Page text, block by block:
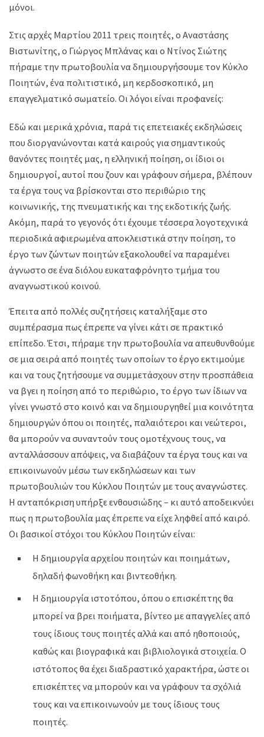
μόνοι.
Στις αρχές Μαρτίου 2011 τρεις ποιητές, ο Αναστάσης
Βιστωνίτης, ο Γιώργος Μπλάνας και ο Ντίνος Σιώτης
πήραμε την πρωτοβουλία να δημιουργήσουμε τον Κύκλο
Ποιητών, ένα πολιτιστικό, μη κερδοσκοπικό, μη
επαγγελματικό σωματείο. Οι λόγοι είναι προφανείς:
Εδώ και μερικά χρόνια, παρά τις επετειακές εκδηλώσεις
που διοργανώνονται κατά καιρούς για σημαντικούς
θανόντες ποιητές μας, η ελληνική ποίηση, οι ίδιοι οι
δημιουργοί, αυτοί που ζουν και γράφουν σήμερα, βλέπουν
τα έργα τους να βρίσκονται στο περιθώριο της
κοινωνικής, της πνευματικής και της εκδοτικής ζωής.
Ακόμη, παρά το γεγονός ότι έχουμε τέσσερα λογοτεχνικά
περιοδικά αφιερωμένα αποκλειστικά στην ποίηση, το
έργο των ζώντων ποιητών εξακολουθεί να παραμένει
άγνωστο σε ένα διόλου ευκαταφρόνητο τμήμα του
αναγνωστικού κοινού.
Έπειτα από πολλές συζητήσεις καταλήξαμε στο
συμπέρασμα πως έπρεπε να γίνει κάτι σε πρακτικό
επίπεδο. Έτσι, πήραμε την πρωτοβουλία να απευθυνθούμε
σε μια σειρά από ποιητές των οποίων το έργο εκτιμούμε
και να τους ζητήσουμε να συμμετάσχουν στην προσπάθεια
να βγει η ποίηση από το περιθώριο, το έργο των ίδιων να
γίνει γνωστό στο κοινό και να δημιουργηθεί μια κοινότητα
δημιουργών όπου οι ποιητές, παλαιότεροι και νεώτεροι,
θα μπορούν να συναντούν τους ομοτέχνους τους, να
ανταλλάσσουν απόψεις, να διαβάζουν τα έργα τους και να
επικοινωνούν μέσω των εκδηλώσεων και των
πρωτοβουλιών του Κύκλου Ποιητών με τους αναγνώστες.
Η ανταπόκριση υπήρξε ενθουσιώδης – κι αυτό αποδεικνύει
πως η πρωτοβουλία μας έπρεπε να είχε ληφθεί από καιρό.
Οι βασικοί στόχοι του Κύκλου Ποιητών είναι:
Η δημιουργία αρχείου ποιητών και ποιημάτων,
δηλαδή φωνοθήκη και βιντεοθήκη.
Η δημιουργία ιστοτόπου, όπου ο επισκέπτης θα
μπορεί να βρει ποιήματα, βίντεο με απαγγελίες από
τους ίδιους τους ποιητές αλλά και από ηθοποιούς,
καθώς και βιογραφικά και βιβλιολογικά στοιχεία. Ο
ιστότοπος θα έχει διαδραστικό χαρακτήρα, ώστε οι
επισκέπτες να μπορούν και να γράφουν τα σχόλιά
τους και να επικοινωνούν με τους ίδιους τους
ποιητές.